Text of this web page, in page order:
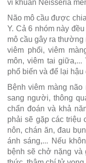
vi khuẩn Neisseria
Não mô cầu được
Y. Cả 6 nhóm này
mô cầu gây ra
viêm phổi, viêm
môn, viêm tai giữa,...
phổ biến và để lại
Bệnh viêm màng
sang người, thông
chẩn đoán và khả
phải sẽ gặp các triệu
nôn, chán ăn, đau
ánh sáng,... Nếu
bệnh sẽ chở nặng và